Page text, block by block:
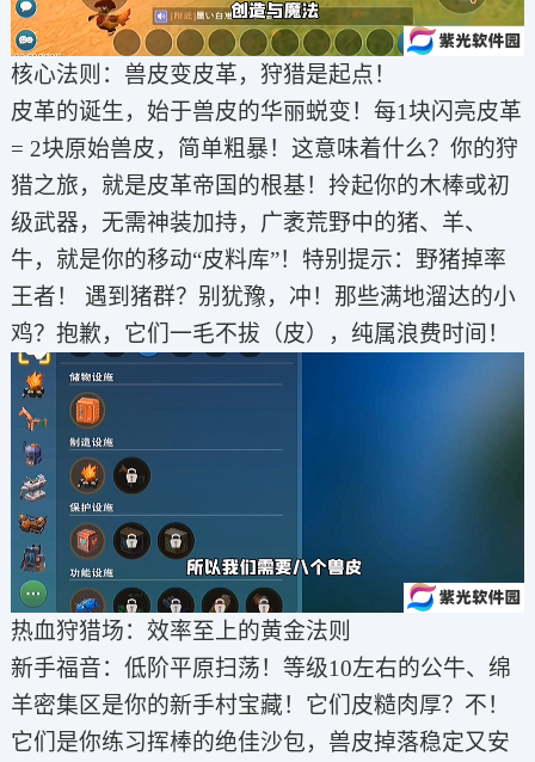
核心法则：兽皮变皮革，狩猎是起点！
皮革的诞生，始于兽皮的华丽蜕变！每1块闪亮皮革
= 2块原始兽皮，简单粗暴！这意味着什么？你的狩
猎之旅，就是皮革帝国的根基！拎起你的木棒或初
级武器，无需神装加持，广袤荒野中的猪、羊、
牛，就是你的移动“皮料库”！特别提示：野猪掉率
王者！ 遇到猪群？别犹豫，冲！那些满地溜达的小
鸡？抱歉，它们一毛不拔（皮），纯属浪费时间！
热血狩猎场：效率至上的黄金法则
新手福音：低阶平原扫荡！等级10左右的公牛、绵
羊密集区是你的新手村宝藏！它们皮糙肉厚？不！
它们是你练习挥棒的绝佳沙包，兽皮掉落稳定又安